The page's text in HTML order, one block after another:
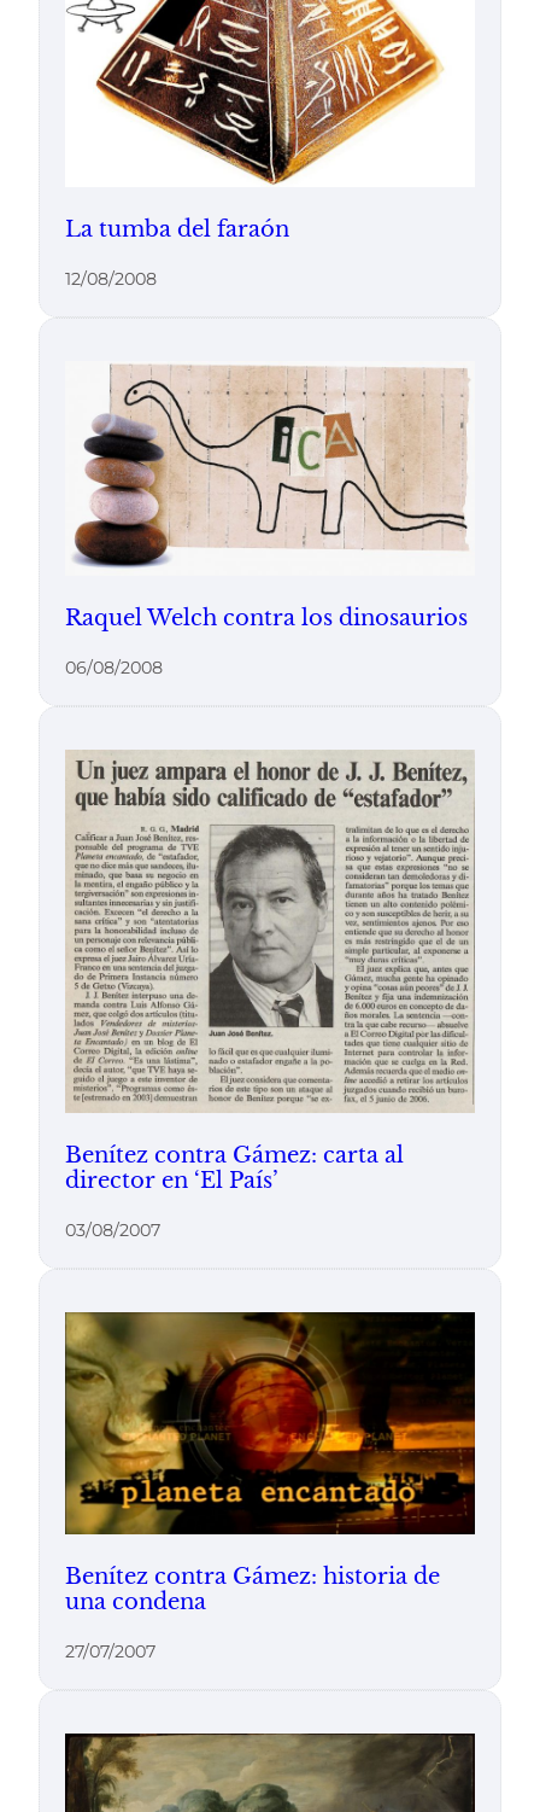
La tumba del faraón
12/08/2008
Raquel Welch contra los dinosaurios
06/08/2008
Benítez contra Gámez: carta al
director en ‘El País’
03/08/2007
Benítez contra Gámez: historia de
una condena
27/07/2007